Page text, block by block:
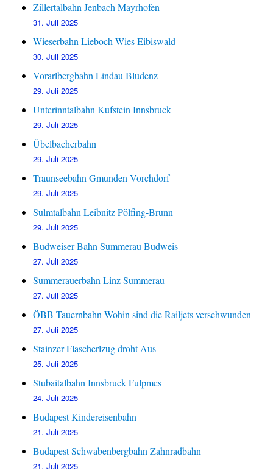
Zillertalbahn Jenbach Mayrhofen
31. Juli 2025
Wieserbahn Lieboch Wies Eibiswald
30. Juli 2025
Vorarlbergbahn Lindau Bludenz
29. Juli 2025
Unterinntalbahn Kufstein Innsbruck
29. Juli 2025
Übelbacherbahn
29. Juli 2025
Traunseebahn Gmunden Vorchdorf
29. Juli 2025
Sulmtalbahn Leibnitz Pölfing-Brunn
29. Juli 2025
Budweiser Bahn Summerau Budweis
27. Juli 2025
Summerauerbahn Linz Summerau
27. Juli 2025
ÖBB Tauernbahn Wohin sind die Railjets verschwunden
27. Juli 2025
Stainzer Flascherlzug droht Aus
25. Juli 2025
Stubaitalbahn Innsbruck Fulpmes
24. Juli 2025
Budapest Kindereisenbahn
21. Juli 2025
Budapest Schwabenbergbahn Zahnradbahn
21. Juli 2025